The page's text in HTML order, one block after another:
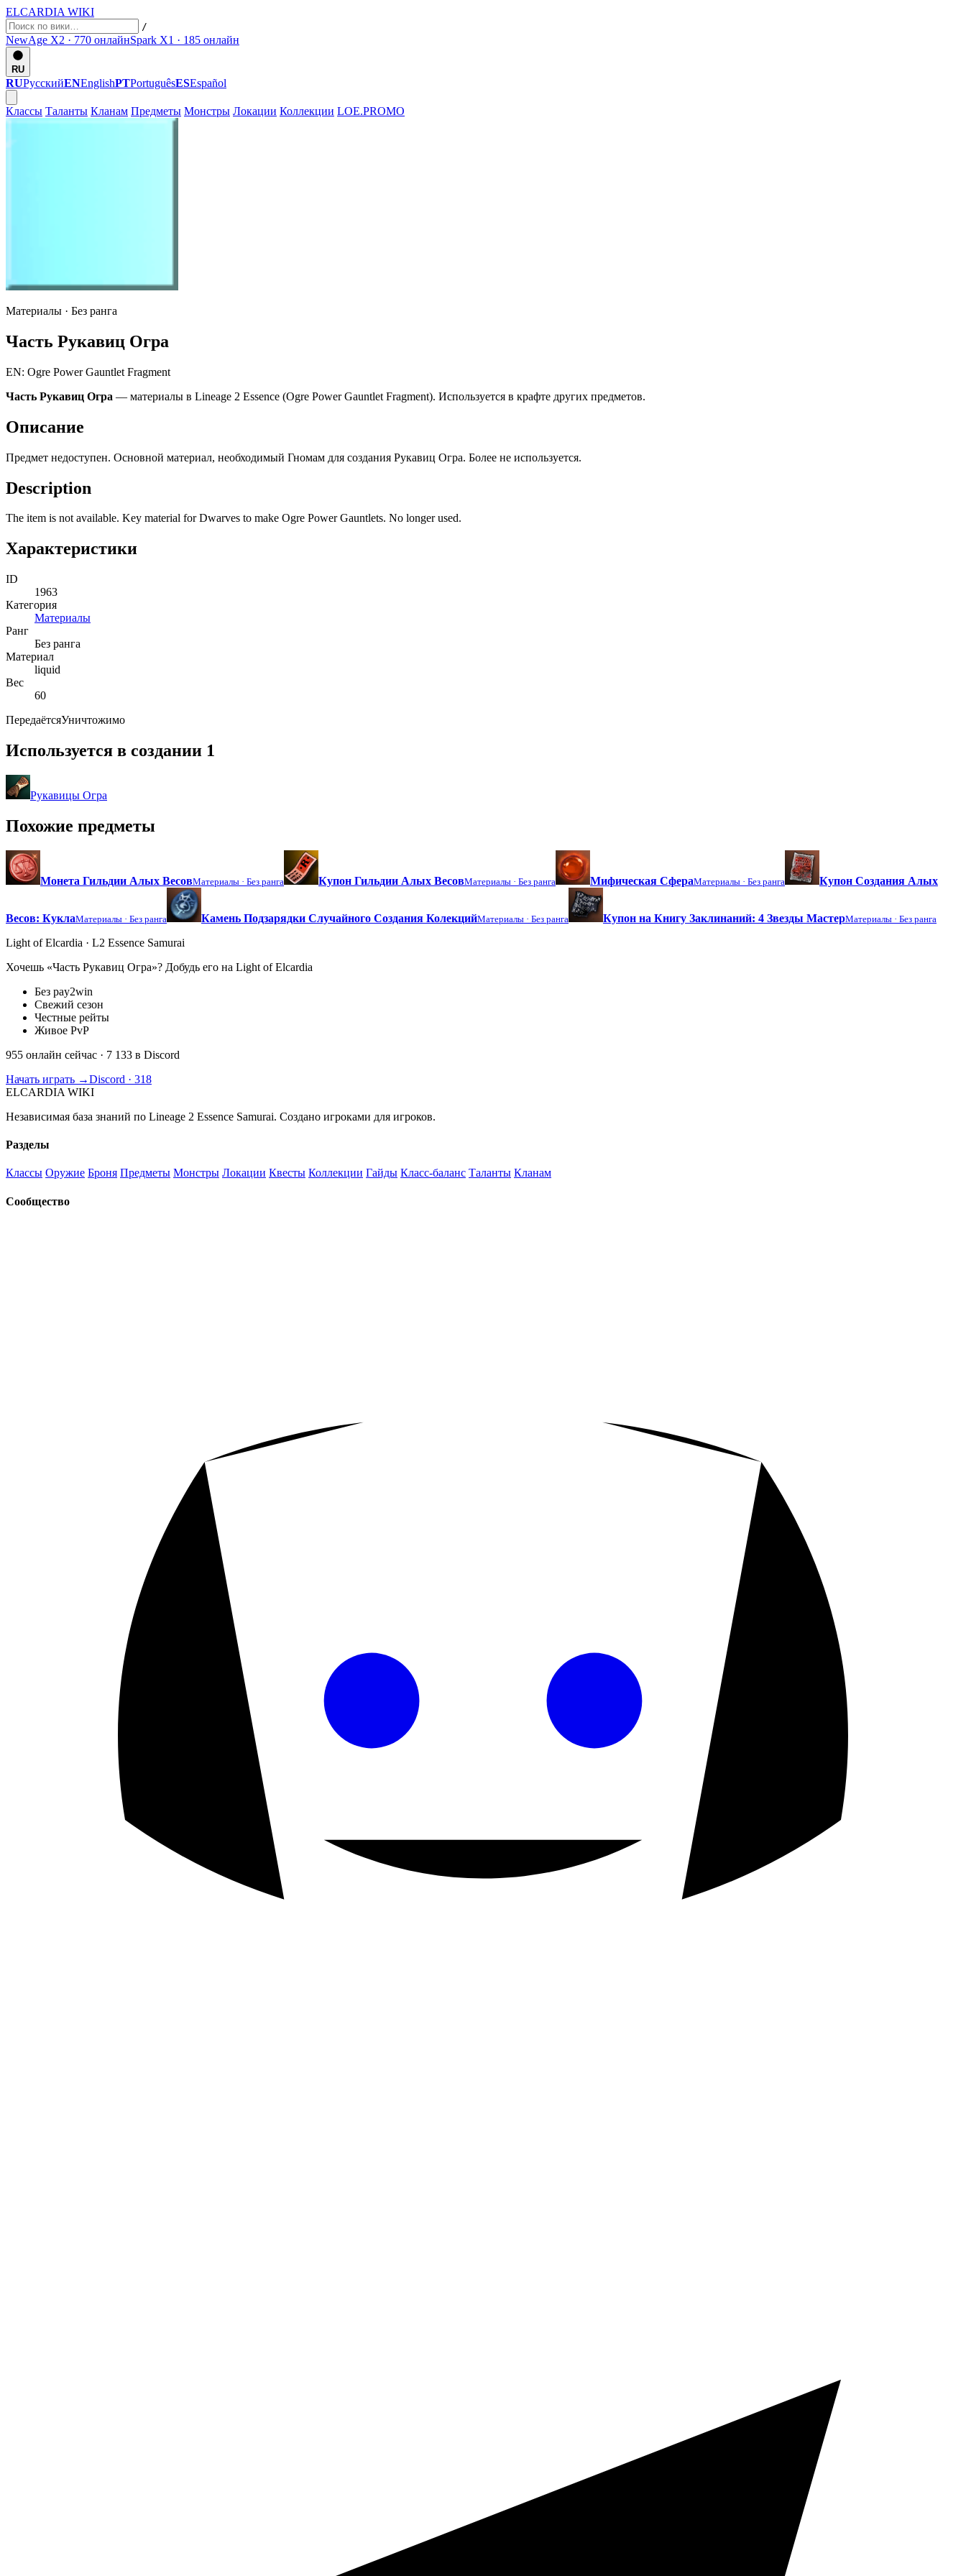
ELCARDIA WIKI
/
NewAge X2 · 770 онлайнSpark X1 · 185 онлайн
RU
RUРусскийENEnglishPTPortuguêsESEspañol
Классы Таланты Кланам Предметы Монстры Локации Коллекции LOE.PROMO
Материалы · Без ранга
Часть Рукавиц Огра
EN: Ogre Power Gauntlet Fragment
Часть Рукавиц Огра — материалы в Lineage 2 Essence (Ogre Power Gauntlet Fragment). Используется в крафте других предметов.
Описание
Предмет недоступен. Основной материал, необходимый Гномам для создания Рукавиц Огра. Более не используется.
Description
The item is not available. Key material for Dwarves to make Ogre Power Gauntlets. No longer used.
Характеристики
ID
1963
Категория
Материалы
Ранг
Без ранга
Материал
liquid
Вес
60
ПередаётсяУничтожимо
Используется в создании 1
Рукавицы Огра
Похожие предметы
Монета Гильдии Алых ВесовМатериалы · Без ранга Купон Гильдии Алых ВесовМатериалы · Без ранга Мифическая СфераМатериалы · Без ранга Купон Создания Алых
Весов: КуклаМатериалы · Без ранга Камень Подзарядки Случайного Создания КолекцийМатериалы · Без ранга Купон на Книгу Заклинаний: 4 Звезды МастерМатериалы · Без ранга
Light of Elcardia · L2 Essence Samurai
Хочешь «Часть Рукавиц Огра»? Добудь его на Light of Elcardia
Без pay2win
Свежий сезон
Честные рейты
Живое PvP
955 онлайн сейчас · 7 133 в Discord
Начать играть →Discord · 318
ELCARDIA WIKI
Независимая база знаний по Lineage 2 Essence Samurai. Создано игроками для игроков.
Разделы
Классы Оружие Броня Предметы Монстры Локации Квесты Коллекции Гайды Класс-баланс Таланты Кланам
Сообщество